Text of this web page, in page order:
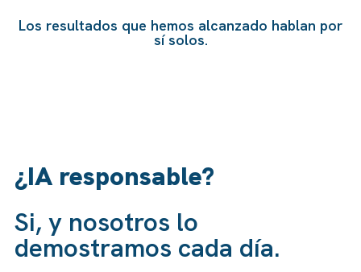
Los resultados que hemos alcanzado hablan por
sí solos.
¿IA responsable?
Si, y nosotros lo
demostramos cada día.